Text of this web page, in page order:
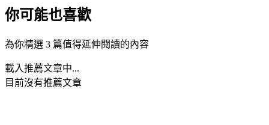
你可能也喜歡
為你精選 3 篇值得延伸閱讀的內容
載入推薦文章中...
目前沒有推薦文章